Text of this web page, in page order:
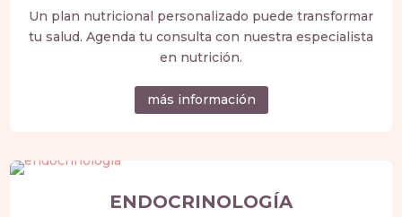
Un plan nutricional personalizado puede transformar
tu salud. Agenda tu consulta con nuestra especialista
en nutrición.
más información
ENDOCRINOLOGÍA